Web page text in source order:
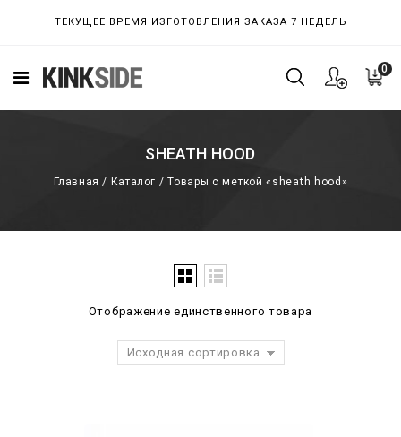
ТЕКУЩЕЕ ВРЕМЯ ИЗГОТОВЛЕНИЯ ЗАКАЗА 7 НЕДЕЛЬ
0
SHEATH HOOD
Главная / Каталог /Товары с меткой «sheath hood»
Отображение единственного товара
Исходная сортировка